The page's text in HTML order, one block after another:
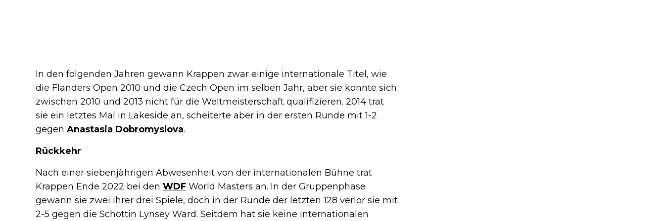
In den folgenden Jahren gewann Krappen zwar einige internationale Titel, wie
die Flanders Open 2010 und die Czech Open im selben Jahr, aber sie konnte sich
zwischen 2010 und 2013 nicht für die Weltmeisterschaft qualifizieren. 2014 trat
sie ein letztes Mal in Lakeside an, scheiterte aber in der ersten Runde mit 1-2
gegen Anastasia Dobromyslova.
Rückkehr
Nach einer siebenjährigen Abwesenheit von der internationalen Bühne trat
Krappen Ende 2022 bei den WDF World Masters an. In der Gruppenphase
gewann sie zwei ihrer drei Spiele, doch in der Runde der letzten 128 verlor sie mit
2-5 gegen die Schottin Lynsey Ward. Seitdem hat sie keine internationalen